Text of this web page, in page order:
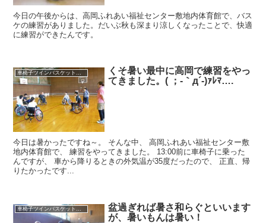
今日の午後からは、高岡ふれあい福祉センター敷地内体育館で、バス
ケの練習がありました。だいぶ秋も深まり涼しくなったことで、快適
に練習ができたんです。
くそ暑い最中に高岡で練習をやっ
てきました。( ；-｀д´-)ｧﾚﾏ….
今日は暑かったですね～。 そんな中、 高岡ふれあい福祉センター敷
地内体育館で、 練習をやってきました。 13:00前に車椅子に乗った
んですが、 車から降りるときの外気温が35度だったので、 正直、帰
りたかったです...
車椅子ツインバスケット練習
盆過ぎれば暑さ和らぐといいます
が、暑いもんは暑い！